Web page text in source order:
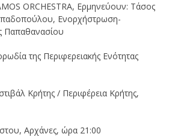
ORCHESTRA, Ερμηνεύουν: Τάσος
Ενορχήστρωση-
Παπαθανασίου
της Περιφερειακής Ενότητας
Κρήτης / Περιφέρεια Κρήτης,
Αρχάνες, ώρα 21:00